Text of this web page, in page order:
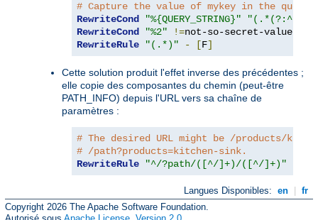
# Capture the value of mykey in the query
RewriteCond
"%{QUERY_STRING}"
RewriteCond
"%2" !=
RewriteRule
"(.*)" - [F]
Cette solution produit l'effet inverse des précédentes ;
elle copie des composantes du chemin (peut-être
PATH_INFO) depuis l'URL vers sa chaîne de
paramètres :
# The desired URL might be /products/
# /path?products=kitchen-sink.
RewriteRule
"^/?path/([^/]+)/([^/]+)"
Langues Disponibles: en
fr
Copyright 2026 The Apache Software Foundation.